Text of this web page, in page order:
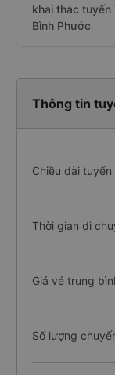
khai thác tuyến
Bình Phước
Thông tin
Chiều dài
Thời gian di
Giá vé trung
Số lượng